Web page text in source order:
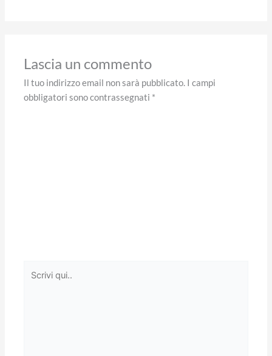
Lascia un commento
Il tuo indirizzo email non sarà pubblicato. I campi
obbligatori sono contrassegnati *
qui..